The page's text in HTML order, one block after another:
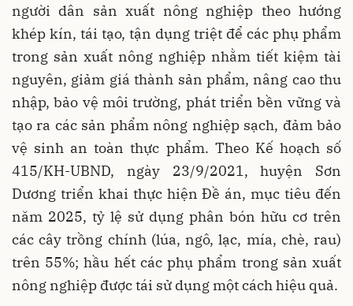
người dân sản xuất nông nghiệp theo hướng
khép kín, tái tạo, tận dụng triệt để các phụ phẩm
trong sản xuất nông nghiệp nhằm tiết kiệm tài
nguyên, giảm giá thành sản phẩm, nâng cao thu
nhập, bảo vệ môi trường, phát triển bền vững và
tạo ra các sản phẩm nông nghiệp sạch, đảm bảo
vệ sinh an toàn thực phẩm. Theo Kế hoạch số
415/KH-UBND, ngày 23/9/2021, huyện Sơn
Dương triển khai thực hiện Đề án, mục tiêu đến
năm 2025, tỷ lệ sử dụng phân bón hữu cơ trên
các cây trồng chính (lúa, ngô, lạc, mía, chè, rau)
trên 55%; hầu hết các phụ phẩm trong sản xuất
nông nghiệp được tái sử dụng một cách hiệu quả.